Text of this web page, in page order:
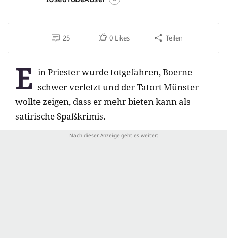
25 0 Likes Teilen
E in Priester wurde totgefahren, Boerne
schwer verletzt und der Tatort Münster
wollte zeigen, dass er mehr bieten kann als
satirische Spaßkrimis.